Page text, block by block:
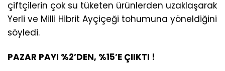
çiftçilerin çok su tüketen ürünlerden uzaklaşarak
Yerli ve Milli Hibrit Ayçiçeği tohumuna yöneldiğini
söyledi.
PAZAR PAYI %2’DEN, %15’E ÇIIKTI !